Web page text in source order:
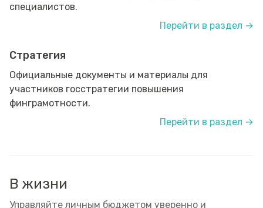
специалистов.
Перейти в раздел →
Стратегия
Официальные документы и материалы для
участников госстратегии повышения
финграмотности.
Перейти в раздел →
В жизни
Управляйте личным бюджетом уверенно и